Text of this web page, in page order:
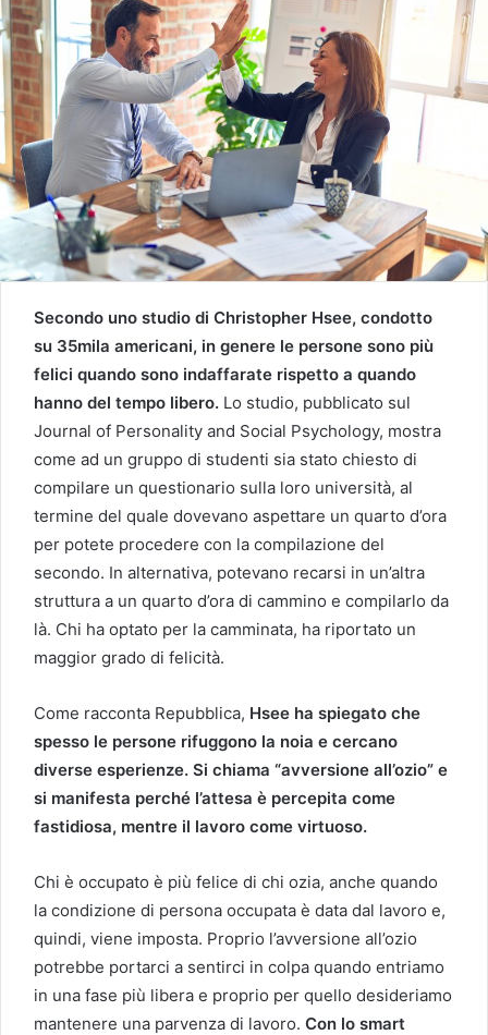
Secondo uno studio di Christopher Hsee, condotto
su 35mila americani, in genere le persone sono più
felici quando sono indaffarate rispetto a quando
hanno del tempo libero. Lo studio, pubblicato sul
Journal of Personality and Social Psychology, mostra
come ad un gruppo di studenti sia stato chiesto di
compilare un questionario sulla loro università, al
termine del quale dovevano aspettare un quarto d’ora
per potete procedere con la compilazione del
secondo. In alternativa, potevano recarsi in un’altra
struttura a un quarto d’ora di cammino e compilarlo da
là. Chi ha optato per la camminata, ha riportato un
maggior grado di felicità.
Come racconta Repubblica, Hsee ha spiegato che
spesso le persone rifuggono la noia e cercano
diverse esperienze. Si chiama “avversione all’ozio” e
si manifesta perché l’attesa è percepita come
fastidiosa, mentre il lavoro come virtuoso.
Chi è occupato è più felice di chi ozia, anche quando
la condizione di persona occupata è data dal lavoro e,
quindi, viene imposta. Proprio l’avversione all’ozio
potrebbe portarci a sentirci in colpa quando entriamo
in una fase più libera e proprio per quello desideriamo
mantenere una parvenza di lavoro. Con lo smart